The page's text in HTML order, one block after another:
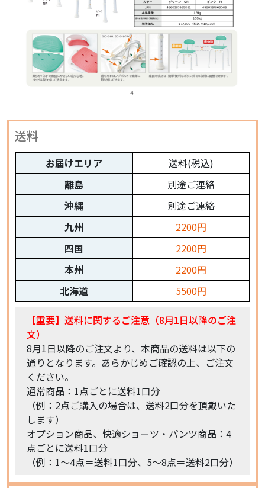
送料
お届けエリア
離島
沖縄
九州
四国
本州
北海道
送料(税込)
別途ご連絡
別途ご連絡
2200円
2200円
2200円
5500円
【重要】送料に関するご注意（8月1日以降のご注
文）
8月1日以降のご注文より、本商品の送料は以下の
通りとなります。あらかじめご確認の上、ご注文
ください。
通常商品：1点ごとに送料1口分
（例：2点ご購入の場合は、送料2口分を頂戴いた
します）
オプション商品、快適ショーツ・パンツ商品：4
点ごとに送料1口分
（例：1〜4点＝送料1口分、5〜8点＝送料2口分）